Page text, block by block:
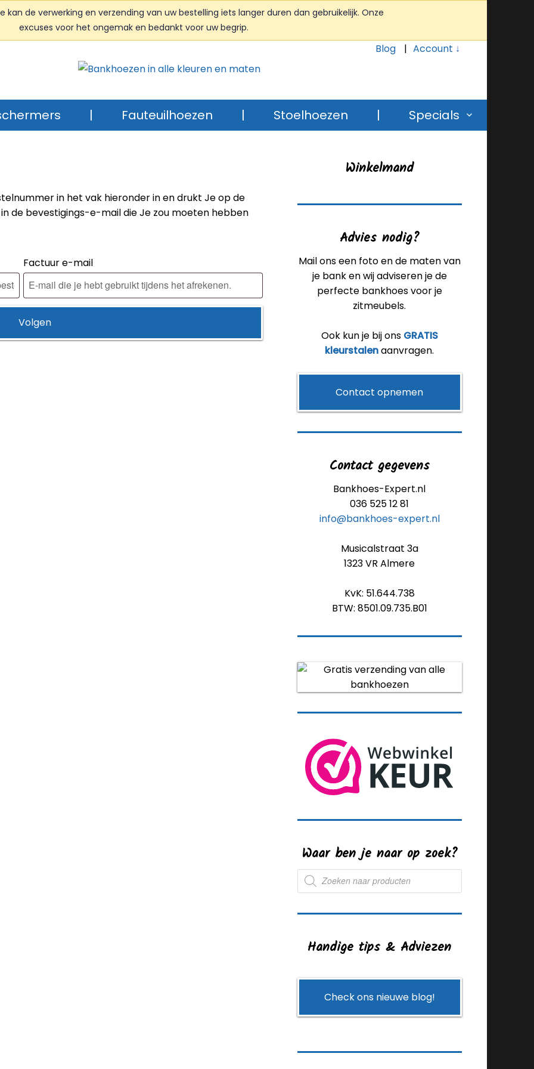
kan de verwerking en verzending van uw bestelling iets langer duren dan gebruikelijk. Onze
excuses voor het ongemak en bedankt voor uw begrip.
Blog Account ↓
| Fauteuilhoezen | Stoelhoezen | Specials
in het vak hieronder in en drukt Je op de
de bevestigings-e-mail die Je zou moeten hebben
Factuur e-mail
Volgen
Winkelmand
Advies nodig?
Mail ons een foto en de maten van
je bank en wij adviseren je de
perfecte bankhoes voor je
zitmeubels.
Ook kun je bij ons GRATIS
kleurstalenaanvragen.
Contact opnemen
Contact gegevens
Bankhoes-Expert.nl
036 525 12 81
info@bankhoes-expert.nl
Musicalstraat 3a
1323 VR Almere
KvK: 51.644.738
BTW: 8501.09.735.B01
Waar ben je naar op zoek?
Producten
zoeken
Handige tips & Adviezen
Check ons nieuwe blog!